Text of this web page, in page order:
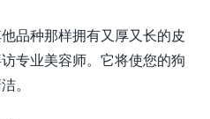
品种那样拥有又厚又长的皮
专业美容师。它将使您的狗
。